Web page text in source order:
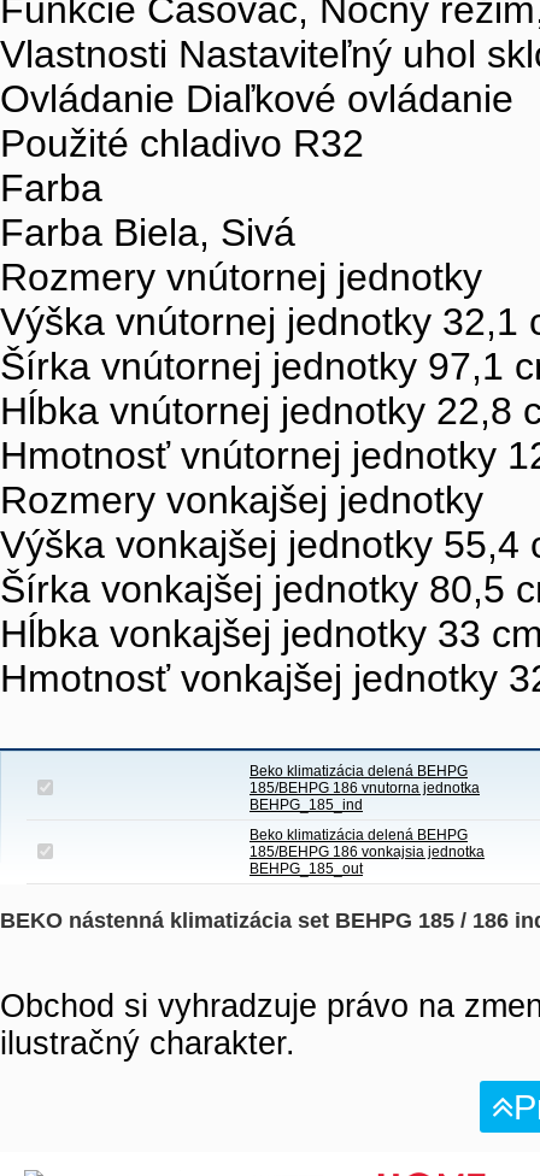
Funkcie Časovač, Nočný
Vlastnosti Nastaviteľný uhol
Ovládanie Diaľkové ovládanie
Použité chladivo R32
Farba
Farba Biela, Sivá
Rozmery vnútornej jednotky
Výška vnútornej jednotky 32,1
Šírka vnútornej jednotky 97,1
Hĺbka vnútornej jednotky 22,8
Hmotnosť vnútornej jednotky
Rozmery vonkajšej jednotky
Výška vonkajšej jednotky 55,4
Šírka vonkajšej jednotky 80,5
Hĺbka vonkajšej jednotky 33
Hmotnosť vonkajšej jednotky
Beko klimatizácia delená BEHPG
185/BEHPG 186 vnutorna jednotka
BEHPG_185_ind
Beko klimatizácia delená BEHPG
185/BEHPG 186 vonkajsia jednotka
BEHPG_185_out
BEKO nástenná klimatizácia set BEHPG 185 / 186
Obchod si vyhradzuje právo na
ilustračný charakter.